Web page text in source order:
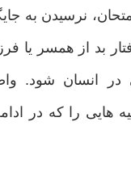
نرسیدن به
بد از همسر یا
در انسان شود.
هایی را که در